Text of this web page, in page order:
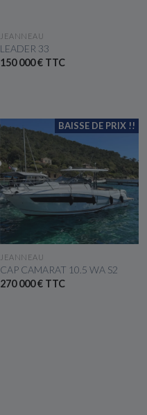
VOIR LE BATEAU
JEANNEAU
LEADER 33
150 000 € TTC
BAISSE DE PRIX !!
VOIR LE BATEAU
JEANNEAU
CAP CAMARAT 10.5 WA S2
270 000 € TTC